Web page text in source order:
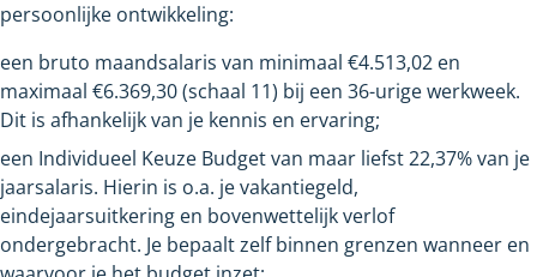
persoonlijke ontwikkeling:
een bruto maandsalaris van minimaal €4.513,02 en
maximaal €6.369,30 (schaal 11) bij een 36-urige werkweek.
Dit is afhankelijk van je kennis en ervaring;
een Individueel Keuze Budget van maar liefst 22,37% van je
jaarsalaris. Hierin is o.a. je vakantiegeld,
eindejaarsuitkering en bovenwettelijk verlof
ondergebracht. Je bepaalt zelf binnen grenzen wanneer en